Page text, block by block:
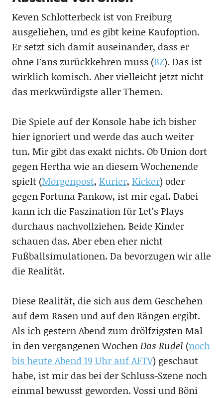
Keven Schlotterbeck ist von Freiburg
ausgeliehen, und es gibt keine Kaufoption.
Er setzt sich damit auseinander, dass er
ohne Fans zurückkehren muss (BZ). Das ist
wirklich komisch. Aber vielleicht jetzt nicht
das merkwürdigste aller Themen.
Die Spiele auf der Konsole habe ich bisher
hier ignoriert und werde das auch weiter
tun. Mir gibt das exakt nichts. Ob Union dort
gegen Hertha wie an diesem Wochenende
spielt (Morgenpost, Kurier, Kicker) oder
gegen Fortuna Pankow, ist mir egal. Dabei
kann ich die Faszination für Let’s Plays
durchaus nachvollziehen. Beide Kinder
schauen das. Aber eben eher nicht
Fußballsimulationen. Da bevorzugen wir alle
die Realität.
Diese Realität, die sich aus dem Geschehen
auf dem Rasen und auf den Rängen ergibt.
Als ich gestern Abend zum drölfzigsten Mal
in den vergangenen WochenDas Rudel (noch
bis heute Abend 19 Uhr auf AFTV) geschaut
habe, ist mir das bei der Schluss-Szene noch
einmal bewusst geworden. Vossi und Böni